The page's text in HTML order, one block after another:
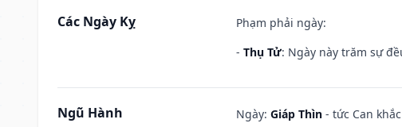
Các Ngày Kỵ
Phạm phải ngày:
- Thụ Tử: Ngày này trăm sự
Ngũ Hành Ngày: Giáp Thìn - tức Can